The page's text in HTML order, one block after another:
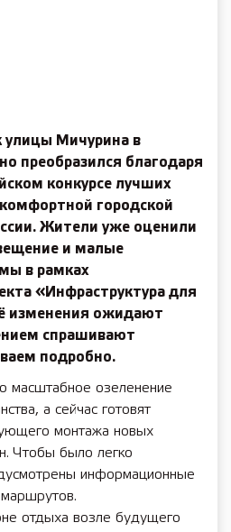
улицы Мичурина в
преобразился благодаря
конкурсе лучших
городской
Жители уже оценили
и малые
в рамках
«Инфраструктура для
изменения ожидают
спрашивают
подробно.
масштабное озеленение
а сейчас готовят
монтажа новых
Чтобы было легко
информационные
отдыха возле будущего